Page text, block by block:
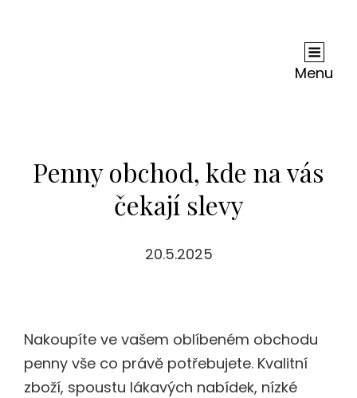
Menu
Penny obchod, kde na vás
čekají slevy
20.5.2025
Nakoupíte ve vašem oblíbeném obchodu
penny vše co právě potřebujete. Kvalitní
zboží, spoustu lákavých nabídek, nízké